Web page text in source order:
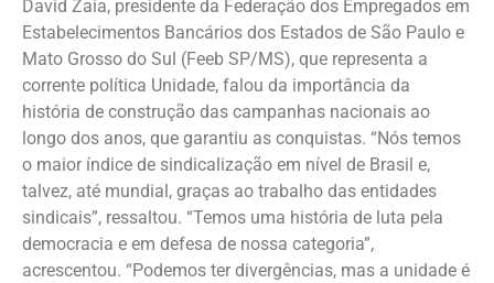
David Zaia, presidente da Federação dos Empregados em
Estabelecimentos Bancários dos Estados de São Paulo e
Mato Grosso do Sul (Feeb SP/MS), que representa a
corrente política Unidade, falou da importância da
história de construção das campanhas nacionais ao
longo dos anos, que garantiu as conquistas. “Nós temos
o maior índice de sindicalização em nível de Brasil e,
talvez, até mundial, graças ao trabalho das entidades
sindicais”, ressaltou. “Temos uma história de luta pela
democracia e em defesa de nossa categoria”,
acrescentou. “Podemos ter divergências, mas a unidade é